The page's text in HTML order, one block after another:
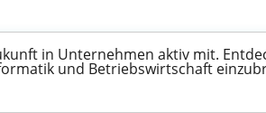
in Unternehmen aktiv mit.
und Betriebswirtschaft